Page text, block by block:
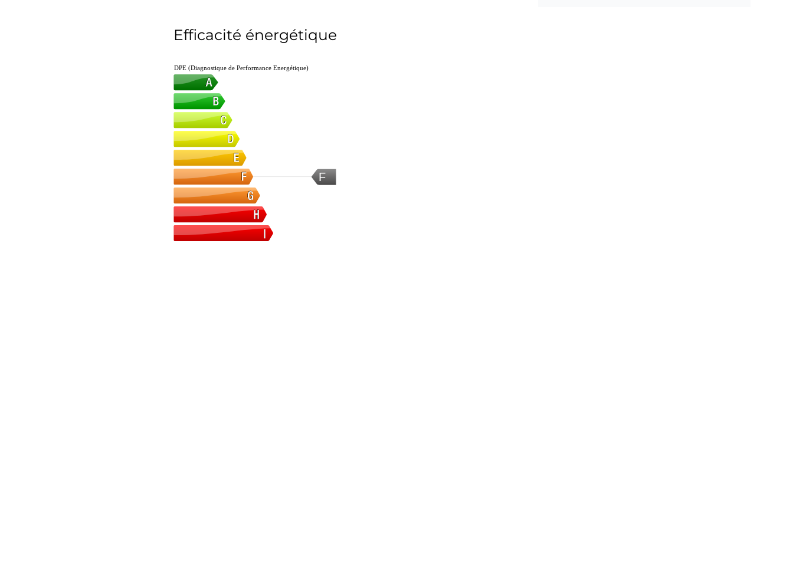
Efficacité énergétique
F
DPE (Diagnostique de Performance Energétique)